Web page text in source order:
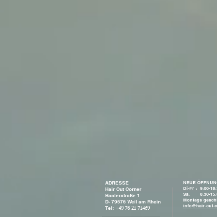
ADRESSE
Hair Cut Corner
Baslerstraße 1
D- 79576 Weil am Rhein
Tel: +49 76 21 71469
NEUE
Di-Fr : 9:00-
Sa: 8:30-
Montags
info@hair-cut-